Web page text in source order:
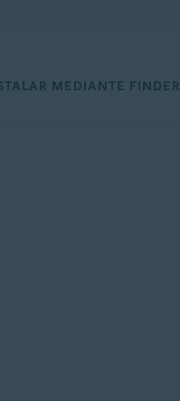
MEDIANTE FINDER